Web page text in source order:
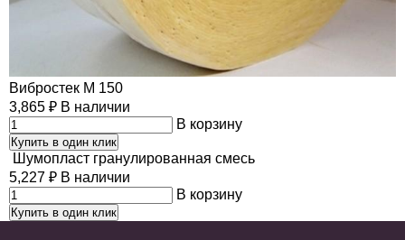
Вибростек М 150
3,865 ₽ В наличии
В корзину
Купить в один клик
Шумопласт гранулированная смесь
5,227 ₽ В наличии
В корзину
Купить в один клик